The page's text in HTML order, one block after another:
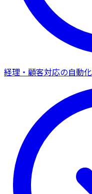
経理・顧客対応の自動化